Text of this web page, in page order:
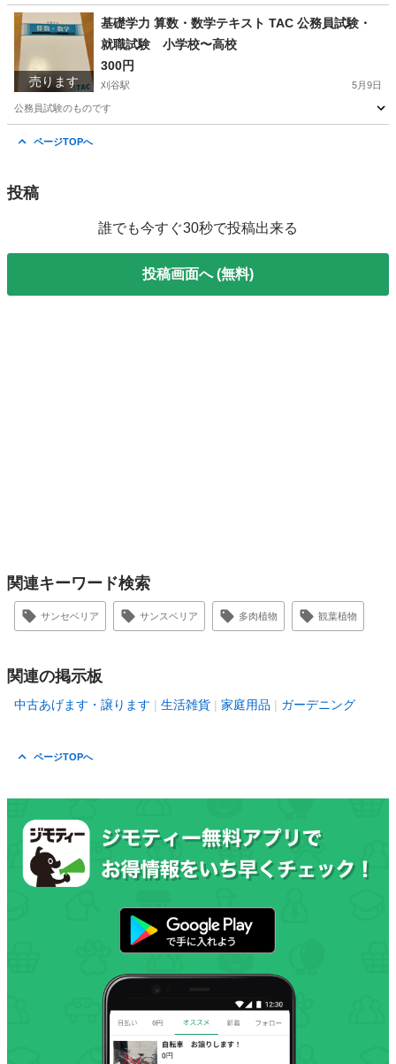
愛知 刈谷市 刈谷駅 家庭用品 アロエ
売ります
基礎学力 算数・数学テキスト TAC 公務員試験・
就職試験 小学校〜高校
300円
刈谷駅 5月9日
公務員試験のものです
ページTOPへ
投稿
誰でも今すぐ30秒で投稿出来る
投稿画面へ (無料)
関連キーワード検索
サンセベリア サンスベリア 多肉植物 観葉植物
関連の掲示板
中古あげます・譲ります 生活雑貨 家庭用品 ガーデニング
ページTOPへ